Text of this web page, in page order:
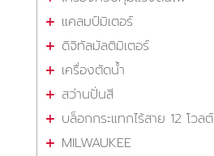
แคลมป์มิเตอร์
ดิจิทัลมัลติมิเตอร์
เครื่องตัดน้ำ
สว่านปั่นสี
บล็อกกระแทกไร้สาย 12 โวลต์
MILWAUKEE